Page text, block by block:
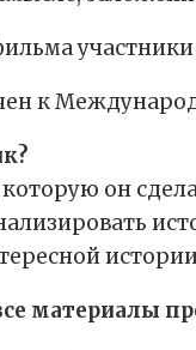
к
он
истории
материалы